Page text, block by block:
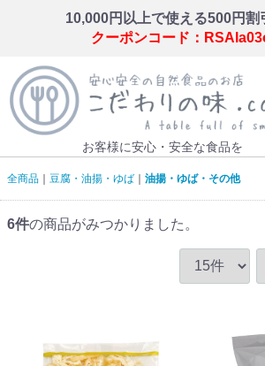
10,000円以上で使える500円割
クーポンコード：
お客様に安心・安全な食品を
全商品 豆腐・油揚・ゆば 油揚・ゆば・その他
6件の商品がみつかりました。